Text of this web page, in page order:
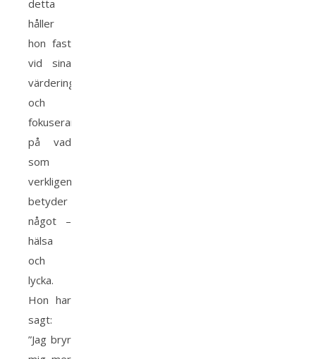
detta
håller
hon fast
vid sina
värderingar
och
fokuserar
på vad
som
verkligen
betyder
något –
hälsa
och
lycka.
Hon har
sagt:
”Jag bryr